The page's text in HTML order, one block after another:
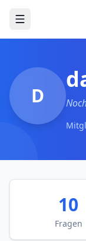
Zum Hauptinhalt
D
10
Fragen